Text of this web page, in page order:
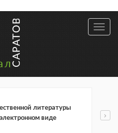
литературы
виде